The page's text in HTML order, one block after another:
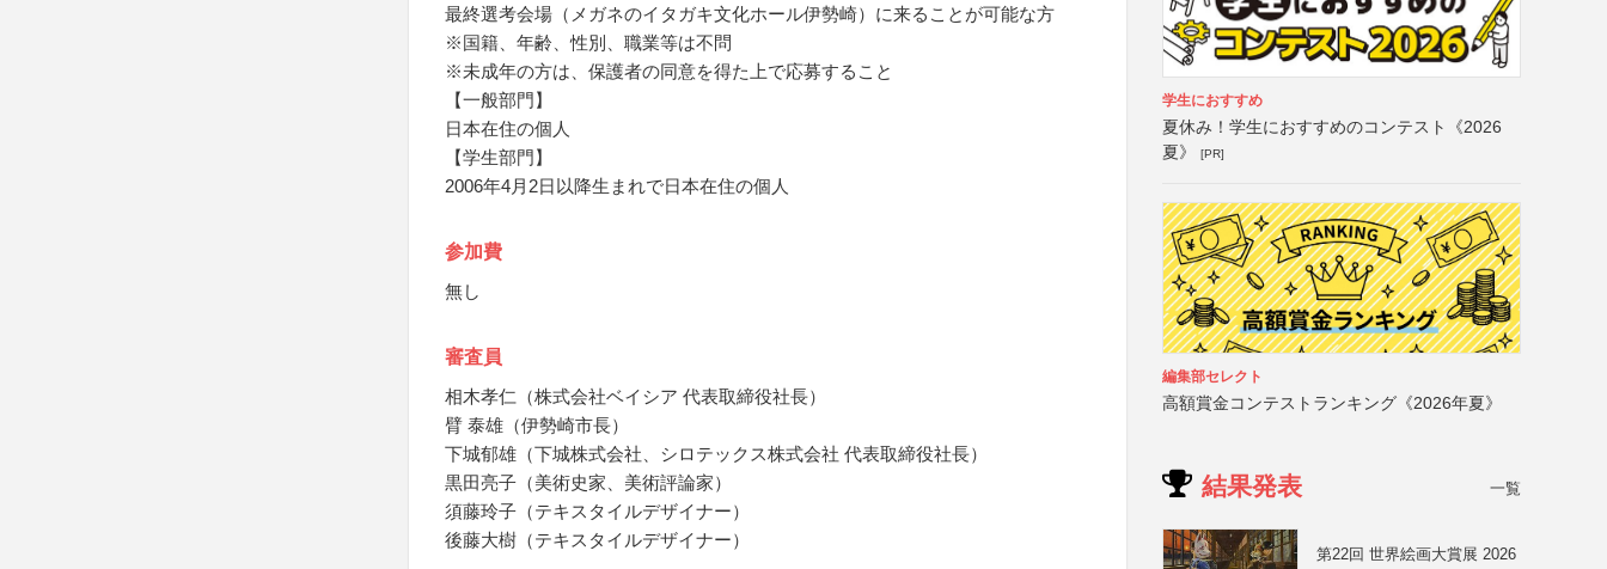
最終選考会場（メガネのイタガキ文化ホール伊勢崎）に来ることが可能な方
※国籍、年齢、性別、職業等は不問
※未成年の方は、保護者の同意を得た上で応募すること
【一般部門】
日本在住の個人
【学生部門】
2006年4月2日以降生まれで日本在住の個人
参加費
無し
審査員
相木孝仁（株式会社ベイシア 代表取締役社長）
臂 泰雄（伊勢崎市長）
下城郁雄（下城株式会社、シロテックス株式会社 代表取締役社長）
黒田亮子（美術史家、美術評論家）
須藤玲子（テキスタイルデザイナー）
後藤大樹（テキスタイルデザイナー）
学生におすすめ
夏休み！学生におすすめのコンテスト《2026
夏》
[PR]
編集部セレクト
高額賞金コンテストランキング《2026年夏》
結果発表 一覧
第22回 世界絵画大賞展 2026